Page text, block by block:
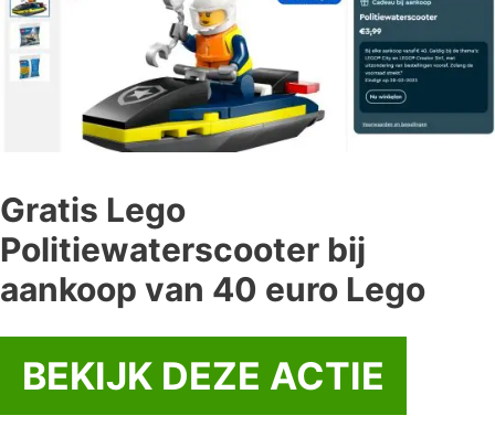
Gratis Lego
Politiewaterscooter bij
aankoop van 40 euro Lego
BEKIJK DEZE ACTIE